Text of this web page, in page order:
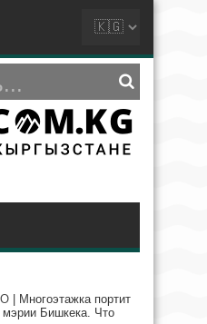
Многоэтажка портит
Бишкека. Что